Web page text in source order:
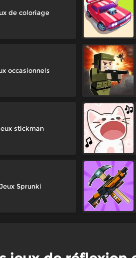
de coloriage
occasionnels
stickman
Jeux Sprunki